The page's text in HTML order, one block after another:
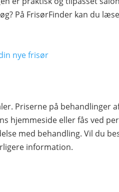
På FrisørFinder kan du
nye frisør
Priserne på behandlinger
hjemmeside eller fås ved
med behandling. Vil du
information.